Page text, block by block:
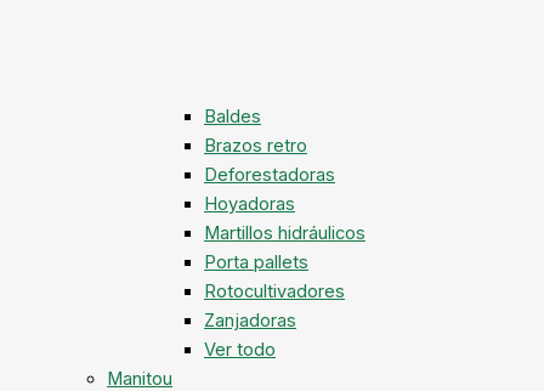
Baldes
Brazos retro
Deforestadoras
Hoyadoras
Martillos hidráulicos
Porta pallets
Rotocultivadores
Zanjadoras
Ver todo
Manitou